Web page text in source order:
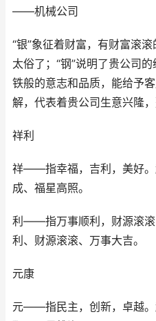
——机械公司
“银”象征着财富，有财富滚
太俗了；“钢”说明了贵公司
铁般的意志和品质，能给予
解，代表着贵公司生意兴隆
祥利
祥——指幸福，吉利，美好。
成、福星高照。
利——指万事顺利，财源滚滚
利、财源滚滚、万事大吉。
元康
元——指民主，创新，卓越